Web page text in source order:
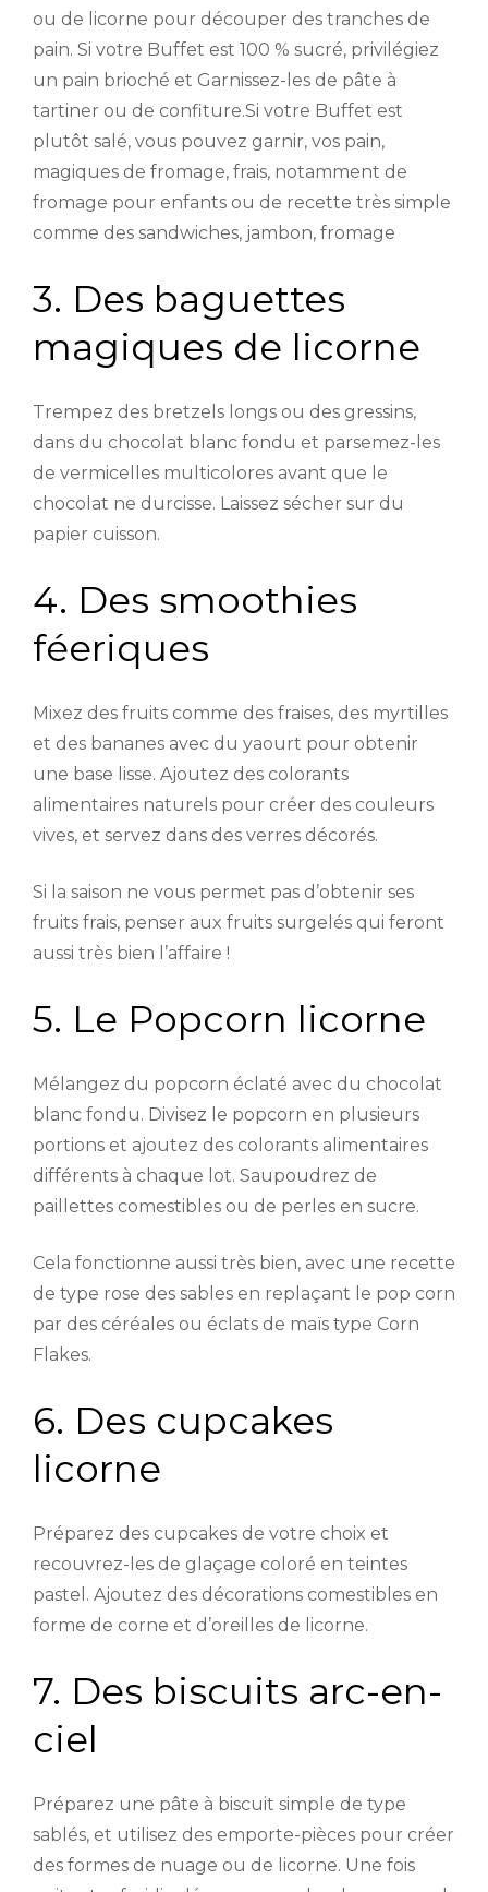
ou de licorne pour découper des tranches de
pain. Si votre Buffet est 100 % sucré, privilégiez
un pain brioché et Garnissez-les de pâte à
tartiner ou de confiture.Si votre Buffet est
plutôt salé, vous pouvez garnir, vos pain,
magiques de fromage, frais, notamment de
fromage pour enfants ou de recette très simple
comme des sandwiches, jambon, fromage
3. Des baguettes
magiques de licorne
Trempez des bretzels longs ou des gressins,
dans du chocolat blanc fondu et parsemez-les
de vermicelles multicolores avant que le
chocolat ne durcisse. Laissez sécher sur du
papier cuisson.
4. Des smoothies
féeriques
Mixez des fruits comme des fraises, des myrtilles
et des bananes avec du yaourt pour obtenir
une base lisse. Ajoutez des colorants
alimentaires naturels pour créer des couleurs
vives, et servez dans des verres décorés.
Si la saison ne vous permet pas d’obtenir ses
fruits frais, penser aux fruits surgelés qui feront
aussi très bien l’affaire !
5. Le Popcorn licorne
Mélangez du popcorn éclaté avec du chocolat
blanc fondu. Divisez le popcorn en plusieurs
portions et ajoutez des colorants alimentaires
différents à chaque lot. Saupoudrez de
paillettes comestibles ou de perles en sucre.
Cela fonctionne aussi très bien, avec une recette
de type rose des sables en replaçant le pop corn
par des céréales ou éclats de maïs type Corn
Flakes.
6. Des cupcakes
licorne
Préparez des cupcakes de votre choix et
recouvrez-les de glaçage coloré en teintes
pastel. Ajoutez des décorations comestibles en
forme de corne et d’oreilles de licorne.
7. Des biscuits arc-en-
ciel
Préparez une pâte à biscuit simple de type
sablés, et utilisez des emporte-pièces pour créer
des formes de nuage ou de licorne. Une fois